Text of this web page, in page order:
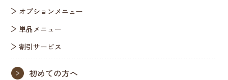
オプションメニュー
単品メニュー
割引サービス
初めての方へ